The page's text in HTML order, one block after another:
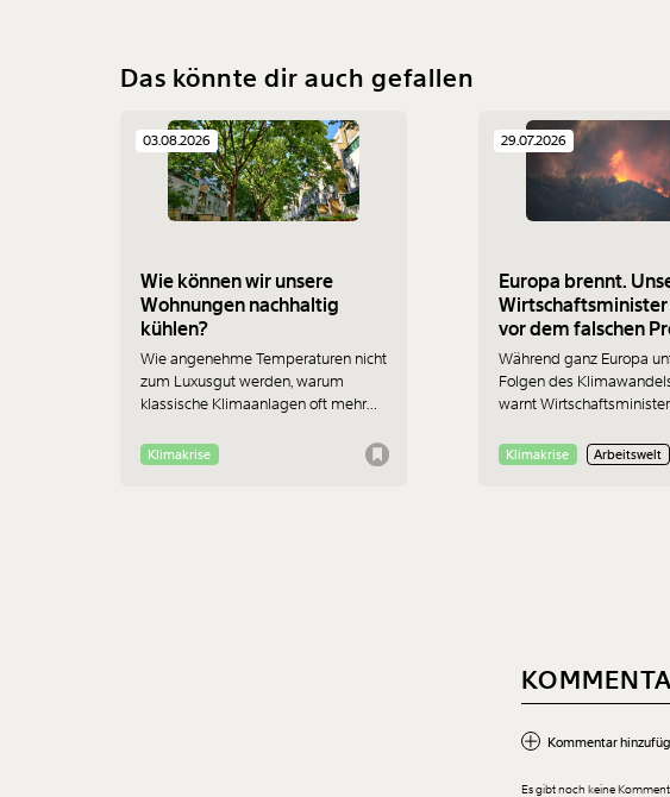
Das könnte dir auch gefallen
03.08.2026
Wie können wir unsere
Wohnungen nachhaltig
kühlen?
Wie angenehme Temperaturen nicht
zum Luxusgut werden, warum
klassische Klimaanlagen oft mehr
wirklichen Chancen für
Bewohner:innen im Altbau liegen -
Klimakrise
29.07.2026
Europa brennt.
vor dem
Während ganz Europa
Folgen des
warnt Wirtschaftsminister
Jobverlusten durch
Das ist nicht nur
Klimakrise Arbeitswelt
Kommentar
Es gibt noch keine